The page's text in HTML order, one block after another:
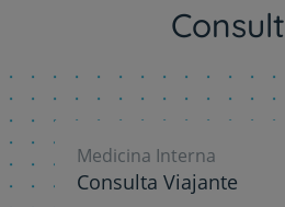
Medicina Interna
Consulta Viajante